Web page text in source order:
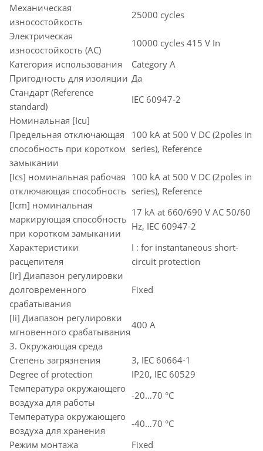
Механическая
износостойкость
25000 cycles
Электрическая
износостойкость (AC)
10000 cycles 415 V In
Категория использования
Category A
Пригодность для изоляции Да
Стандарт (Reference
standard)
IEC 60947-2
Номинальная [Icu]
Предельная отключающая
способность при коротком
замыкании
100 kA at 500 V DC (2poles in
series), Reference
[Ics] номинальная рабочая
отключающая способность
100 kA at 500 V DC (2poles in
series), Reference
[Icm] номинальная
маркирующая способность
при коротком замыкании
17 kA at 660/690 V AC 50/60
Hz, IEC 60947-2
Характеристики
расцепителя
I : for instantaneous short-
circuit protection
[Ir] Диапазон регулировки
долговременного
срабатывания
Fixed
[Ii] Диапазон регулировки
мгновенного срабатывания
400 A
3. Окружающая среда
Степень загрязнения
3, IEC 60664-1
Degree of protection
IP20, IEC 60529
Температура окружающего
воздуха для работы
-20…70 °C
Температура окружающего
воздуха для хранения
-40…70 °C
Режим монтажа
Fixed